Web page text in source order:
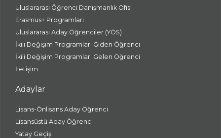
Uluslararası Öğrenci Danışmanlık Ofisi
Erasmus+ Programları
Uluslararası Aday Öğrenciler (YÖS)
İkili Değişim Programları Giden Öğrenci
İkili Değişim Programları Gelen Öğrenci
İletişim
Adaylar
Lisans-Önlisans Aday Öğrenci
Lisansüstü Aday Öğrenci
Yatay Geçiş